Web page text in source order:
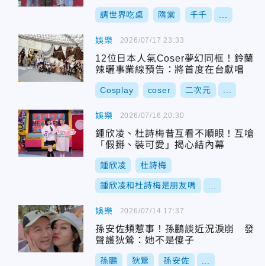
原因
請世界吃桌 隋棠 千千
娛樂
12位日本人氣Coser夢幻同框！鈴蘭
辣曬事業線預告：將首度在台獻唱
Cosplay coser 二次元
2026/07/17 23:33
娛樂
鍾欣凌、杜詩梅昔互看不順眼！互嗆
「假掰、裝可愛」揭心結內幕
鍾欣凌 杜詩梅
鍾欣凌和杜詩梅是朋友嗎
2026/07/16 20:30
娛樂
孫安佐頻惹事！孫鵬談近況淚崩 發
聲護狄鶯：她不是傻子
孫鵬 狄鶯 孫安佐
2026/07/14 17:37